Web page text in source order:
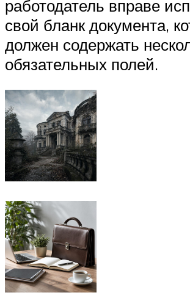
работодатель вправе
свой бланк документа,
должен содержать
обязательных полей.